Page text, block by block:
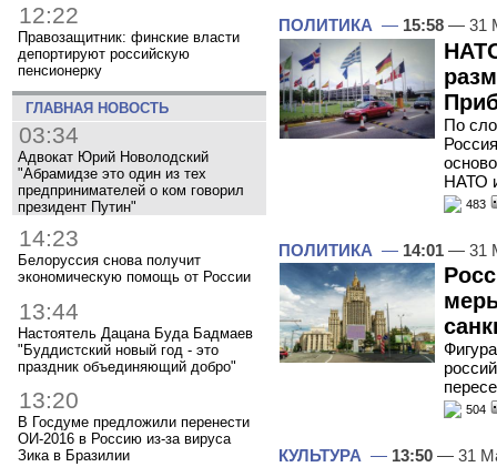
12:22
Правозащитник: финские власти
депортируют российскую
пенсионерку
ГЛАВНАЯ НОВОСТЬ
03:34
Адвокат Юрий Новолодский
"Абрамидзе это один из тех
предпринимателей о ком говорил
президент Путин"
14:23
Белоруссия снова получит
экономическую помощь от России
13:44
Настоятель Дацана Буда Бадмаев
"Буддистский новый год - это
праздник объединяющий добро"
13:20
В Госдуме предложили перенести
ОИ-2016 в Россию из-за вируса
Зика в Бразилии
ПОЛИТИКА — 15:58 — 31
По
НАТО
483
ПОЛИТИКА — 14:01 — 31
504
КУЛЬТУРА — 13:50 — 31